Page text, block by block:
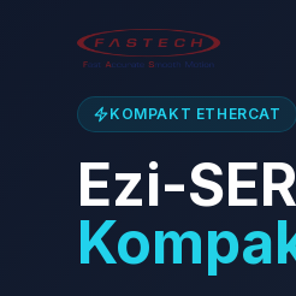
KOMPAKT ETHERCAT
Ezi-